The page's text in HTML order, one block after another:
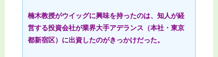
楠木教授がウイッグに興味を持ったのは、知人が経
営する投資会社が業界大手アデランス（本社・東京
都新宿区）に出資したのがきっかけだった。